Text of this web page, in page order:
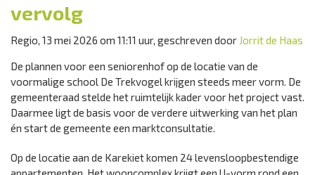
vervolg
Regio, 13 mei 2026 om 11:11 uur, geschreven door Jorrit de Haas
De plannen voor een seniorenhof op de locatie van de
voormalige school De Trekvogel krijgen steeds meer vorm. De
gemeenteraad stelde het ruimtelijk kader voor het project vast.
Daarmee ligt de basis voor de verdere uitwerking van het plan
én start de gemeente een marktconsultatie.
Op de locatie aan de Karekiet komen 24 levensloopbestendige